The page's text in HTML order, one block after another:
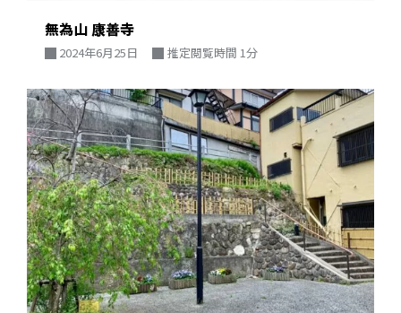
無為山 康善寺
2024年6月25日 推定閲覧時間 1分